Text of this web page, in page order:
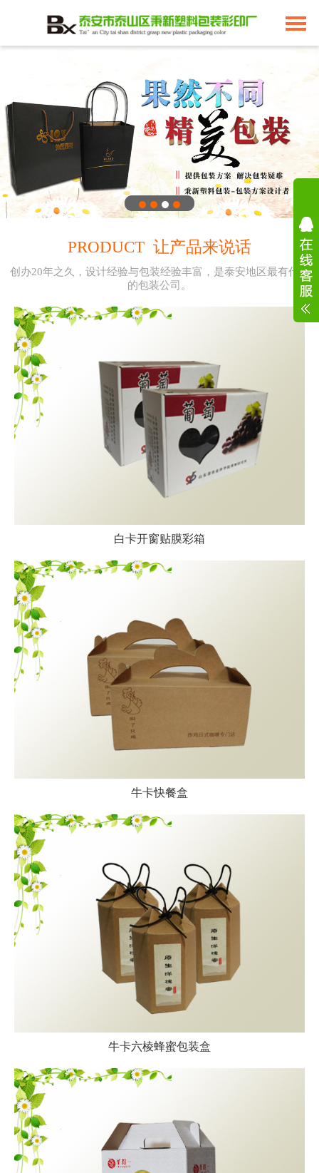
PRODUCT 让产品来说话
创办20年之久，设计经验与包装经验丰富，是泰安地区最有代表
的包装公司。
白卡开窗贴膜彩箱
牛卡快餐盒
牛卡六棱蜂蜜包装盒